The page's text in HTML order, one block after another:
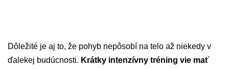
Dôležité je aj to, že pohyb nepôsobí na telo až niekedy v
ďalekej budúcnosti. Krátky intenzívny tréning vie mať